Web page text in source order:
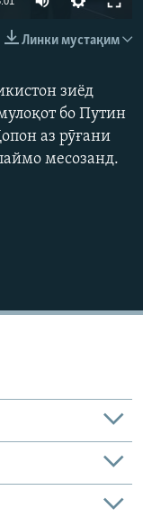
480p
1080p
Линки мустақим
зиёд
бо Путин
аз рӯғани
месозанд.